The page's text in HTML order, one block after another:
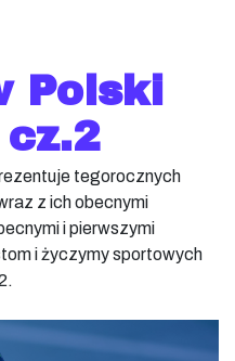
Polski
cz.2
tegorocznych
z ich obecnymi
i pierwszymi
i życzymy sportowych